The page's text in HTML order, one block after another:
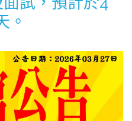
。